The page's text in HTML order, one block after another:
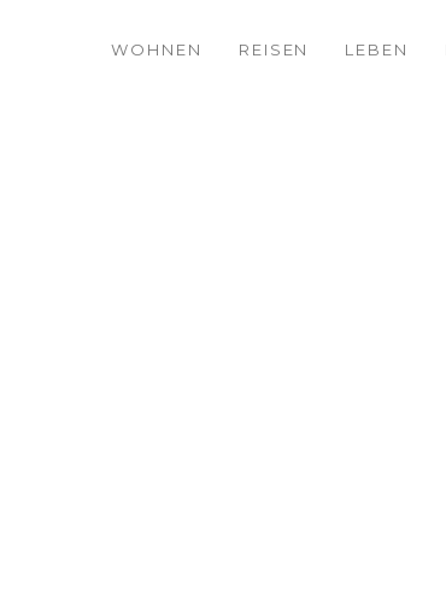
WOHNEN REISEN LEBEN